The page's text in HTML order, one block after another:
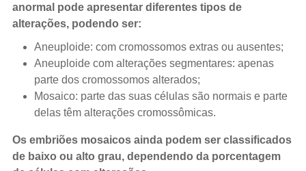
anormal pode apresentar diferentes tipos de
alterações, podendo ser:
Aneuploide: com cromossomos extras ou ausentes;
Aneuploide com alterações segmentares: apenas
parte dos cromossomos alterados;
Mosaico: parte das suas células são normais e parte
delas têm alterações cromossômicas.
Os embriões mosaicos ainda podem ser classificados
de baixo ou alto grau, dependendo da porcentagem